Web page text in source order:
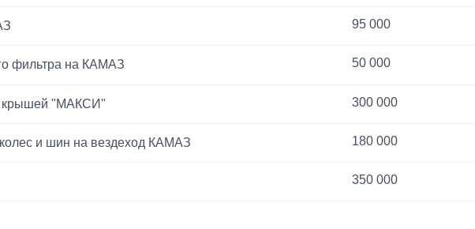
95 000
фильтра на КАМАЗ 50 000
крышей "МАКСИ" 300 000
и шин на вездеход КАМАЗ 180 000
350 000